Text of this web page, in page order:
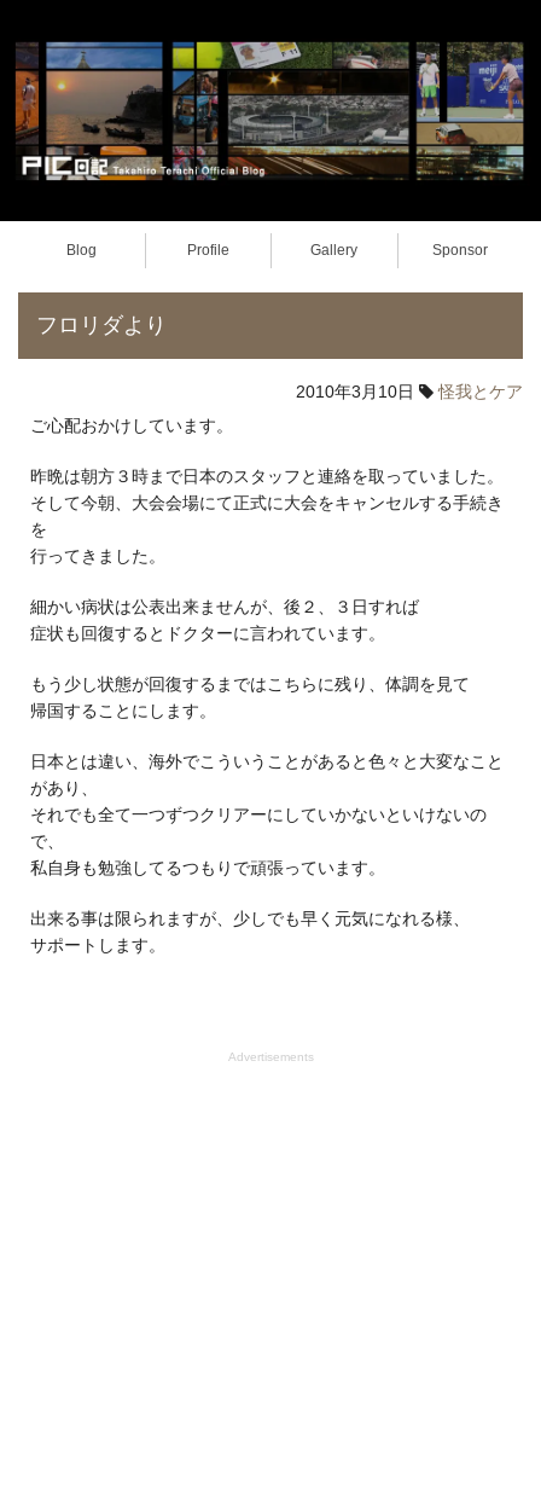
Blog Profile Gallery Sponsor
フロリダより
2010年3月10日
怪我とケア
ご心配おかけしています。
昨晩は朝方３時まで日本のスタッフと連絡を取っていました。
そして今朝、大会会場にて正式に大会をキャンセルする手続き
を
行ってきました。
細かい病状は公表出来ませんが、後２、３日すれば
症状も回復するとドクターに言われています。
もう少し状態が回復するまではこちらに残り、体調を見て
帰国することにします。
日本とは違い、海外でこういうことがあると色々と大変なこと
があり、
それでも全て一つずつクリアーにしていかないといけないの
で、
私自身も勉強してるつもりで頑張っています。
出来る事は限られますが、少しでも早く元気になれる様、
サポートします。
Advertisements